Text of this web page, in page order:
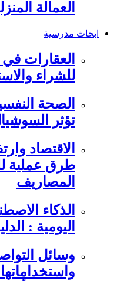
العمالة
ابحاث مدرسية
للشراء
تؤثر
طرق عملية
المصاريف
اليومية :
وسائل